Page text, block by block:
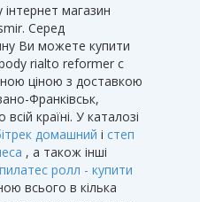
магазин
Серед
Ви можете купити
rialto reformer с
ціною з доставкою
Франківськ,
країні. У каталозі
домашний і степ
, а також інші
пилатес ролл - купити
всього в кілька